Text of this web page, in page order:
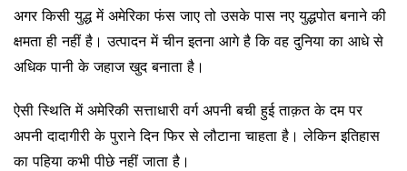
अगर किसी युद्ध में अमेरिका फंस जाए तो उसके पास नए युद्धपोत बनाने की
क्षमता ही नहीं है। उत्पादन में चीन इतना आगे है कि वह दुनिया का आधे से
अधिक पानी के जहाज खुद बनाता है।
ऐसी स्थिति में अमेरिकी सत्ताधारी वर्ग अपनी बची हुई ताक़त के दम पर
अपनी दादागीरी के पुराने दिन फिर से लौटाना चाहता है। लेकिन इतिहास
का पहिया कभी पीछे नहीं जाता है।